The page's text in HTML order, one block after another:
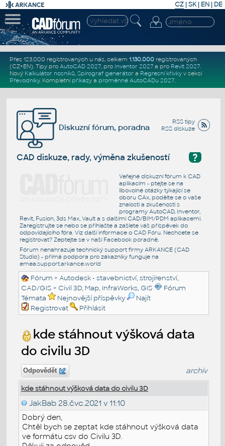
CZ | SK| EN | DE
Přes 123.000 registrovaných u nás, celkem 1.130.000registrovaných
(CZ+EN). Tipy pro AutoCAD 2027, pro Inventor 2027a pro Revit 2027.
Nový Kalkulátor nosníků, Spirograf generátor a Regresní křivkyv sekci
Převodníky. Kompletní příkazya proměnné AutoCADu 2027.
RSS tipy
RSS diskuze
Diskuzní fórum, poradna
?
CAD diskuze, rady, výměna zkušeností
Veřejné diskuzní fórum k CAD
aplikacím - ptejte se na
libovolné otázky týkající se
oboru CAx, podělte se o vaše
znalosti a zkušenosti s
programy AutoCAD, Inventor,
Revit, Fusion, 3ds Max, Vault a s dalšími CAD/BIM/PDM aplikacemi.
Zaregistrujte se nebo se přihlašte a zašlete váš příspěvek do
odpovídajícího fóra. Viz další informace o CAD Fóru. Nechcete se
registrovat? Zeptejte se v naší Facebook poradně.
Fórum nenahrazuje technický support firmy ARKANCE (CAD
Studio) - přímá podpora pro zákazníky funguje na
emea.support.arkance.world
Fórum >Autodesk - stavebnictví, strojírenství,
CAD/GIS > Civil 3D, Map, InfraWorks, GIS
Fórum
Témata
Nejnovější příspěvky
Najít
Registrovat
Přihlásit
kde stáhnout výšková data
do civilu 3D
Odpovědět archiv
kde stáhnout výšková data do civilu 3D
JakBab 28.čvc.2021 v 11:10
Dobrý den,
Chtěl bych se zeptat kde stáhnout výšková data
ve formátu csv do Civilu 3D.